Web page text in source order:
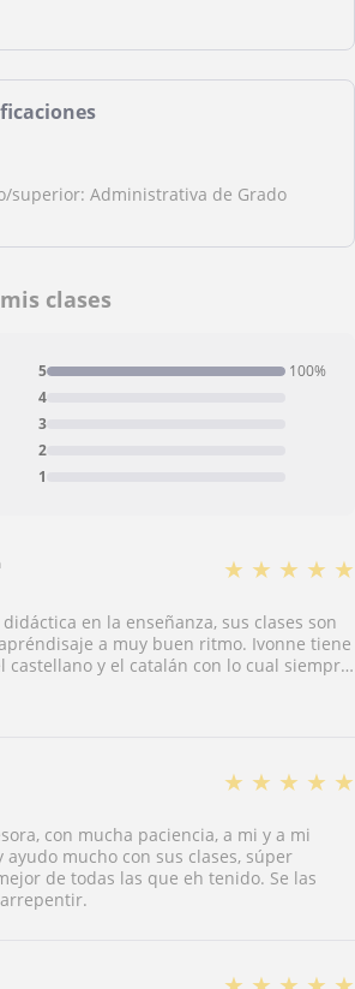
superior: Administrativa de Grado
clases
1
2
3
4
5 100%
★ ★ ★ ★ ★
en la enseñanza, sus clases son
a muy buen ritmo. Ivonne tiene
castellano y el catalán con lo cual siempre
Con sus clases en 10 meses
trabajo y establecerme en Alemania.
★ ★ ★ ★ ★
con mucha paciencia, a mi y a mi
mucho con sus clases, súper
de todas las que eh tenido. Se las